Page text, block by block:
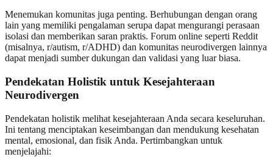
Menemukan komunitas juga penting. Berhubungan dengan orang
lain yang memiliki pengalaman serupa dapat mengurangi perasaan
isolasi dan memberikan saran praktis. Forum online seperti Reddit
(misalnya, r/autism, r/ADHD) dan komunitas neurodivergen lainnya
dapat menjadi sumber dukungan dan validasi yang luar biasa.
Pendekatan Holistik untuk Kesejahteraan
Neurodivergen
Pendekatan holistik melihat kesejahteraan Anda secara keseluruhan.
Ini tentang menciptakan keseimbangan dan mendukung kesehatan
mental, emosional, dan fisik Anda. Pertimbangkan untuk
menjelajahi: